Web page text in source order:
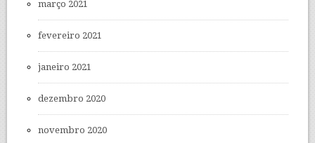
março 2021
fevereiro 2021
janeiro 2021
dezembro 2020
novembro 2020